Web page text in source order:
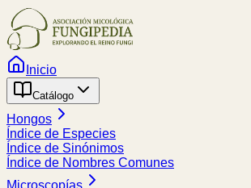
Inicio
Catálogo
Hongos
Índice de Especies
Índice de Sinónimos
Índice de Nombres Comunes
Microscopías